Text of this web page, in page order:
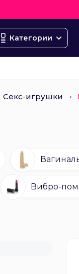
Категории
Секс-игрушки
Вибро-